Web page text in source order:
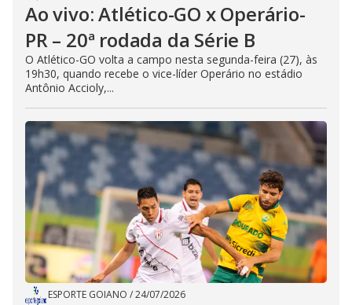
Ao vivo: Atlético-GO x Operário-
PR – 20ª rodada da Série B
O Atlético-GO volta a campo nesta segunda-feira (27), às
19h30, quando recebe o vice-líder Operário no estádio
Antônio Accioly,...
ESPORTE GOIANO /24/07/2026